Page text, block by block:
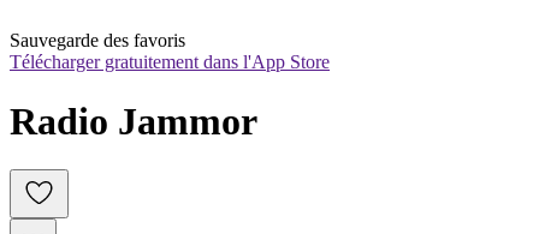
Sauvegarde des favoris
Télécharger gratuitement dans l'App Store
Radio Jammor